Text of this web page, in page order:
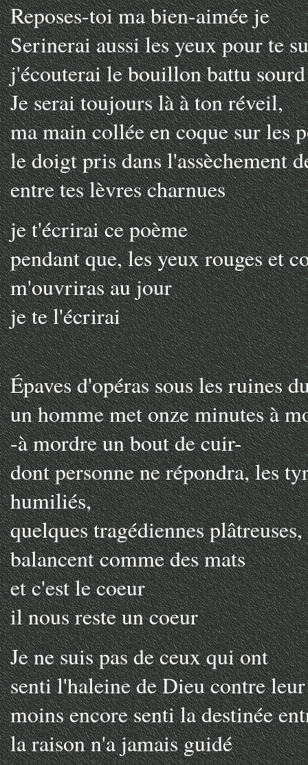
Reposes-toi ma bien-aimée je
Serinerai aussi les yeux pour te
j'écouterai le bouillon battu
Je serai toujours là à ton réveil,
ma main collée en coque sur les
le doigt pris dans l'assèchement
entre tes lèvres charnues
je t'écrirai ce poème
pendant que, les yeux rouges et
m'ouvriras au jour
je te l'écrirai
Épaves d'opéras sous les ruines
un homme met onze minutes à
-à mordre un bout de cuir-
dont personne ne répondra, les
humiliés,
quelques tragédiennes
balancent comme des mats
et c'est le coeur
il nous reste un coeur
Je ne suis pas de ceux qui ont
senti l'haleine de Dieu contre
moins encore senti la destinée
la raison n'a jamais guidé